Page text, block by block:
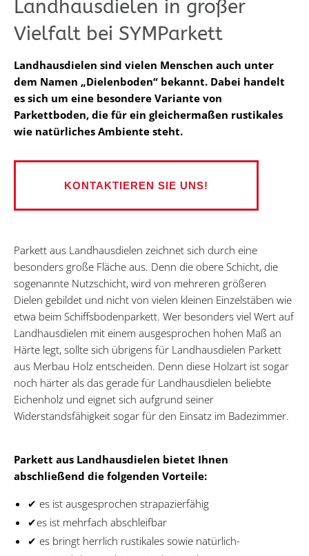
Landhausdielen in großer
Vielfalt bei SYMParkett
Landhausdielen sind vielen Menschen auch unter
dem Namen „Dielenboden“ bekannt. Dabei handelt
es sich um eine besondere Variante von
Parkettboden, die für ein gleichermaßen rustikales
wie natürliches Ambiente steht.
KONTAKTIEREN SIE UNS!
Parkett aus Landhausdielen zeichnet sich durch eine
besonders große Fläche aus. Denn die obere Schicht, die
sogenannte Nutzschicht, wird von mehreren größeren
Dielen gebildet und nicht von vielen kleinen Einzelstäben wie
etwa beim Schiffsbodenparkett. Wer besonders viel Wert auf
Landhausdielen mit einem ausgesprochen hohen Maß an
Härte legt, sollte sich übrigens für Landhausdielen Parkett
aus Merbau Holz entscheiden. Denn diese Holzart ist sogar
noch härter als das gerade für Landhausdielen beliebte
Eichenholz und eignet sich aufgrund seiner
Widerstandsfähigkeit sogar für den Einsatz im Badezimmer.
Parkett aus Landhausdielen bietet Ihnen
abschließend die folgenden Vorteile:
✔ es ist ausgesprochen strapazierfähig
✔es ist mehrfach abschleifbar
✔ es bringt herrlich rustikales sowie natürlich-